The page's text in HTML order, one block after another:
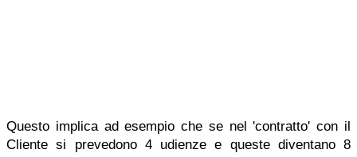
Questo implica ad esempio che se nel 'contratto' con il
Cliente si prevedono 4 udienze e queste diventano 8